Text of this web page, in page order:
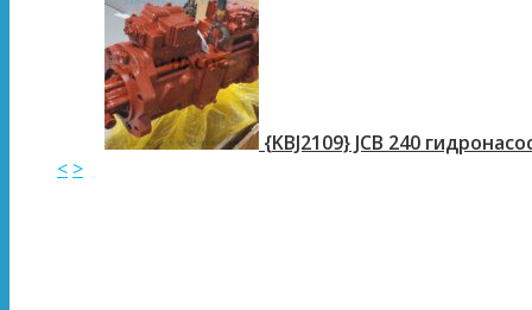
{KBJ2109} JCB 240
< >